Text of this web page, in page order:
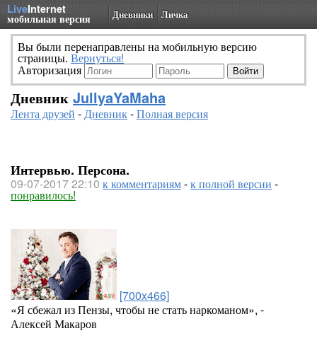
LiveInternet
мобильная версия Дневники Личка
Вы были перенаправлены на мобильную версию
страницы. Вернуться!
Авторизация
Дневник JullyaYaMaha
Лента друзей -Дневник-Полная версия
Интервью. Персона.
09-07-2017 22:10 к комментариям-к полной версии -
понравилось!
[700x466]
«Я сбежал из Пензы, чтобы не стать наркоманом», -
Алексей Макаров